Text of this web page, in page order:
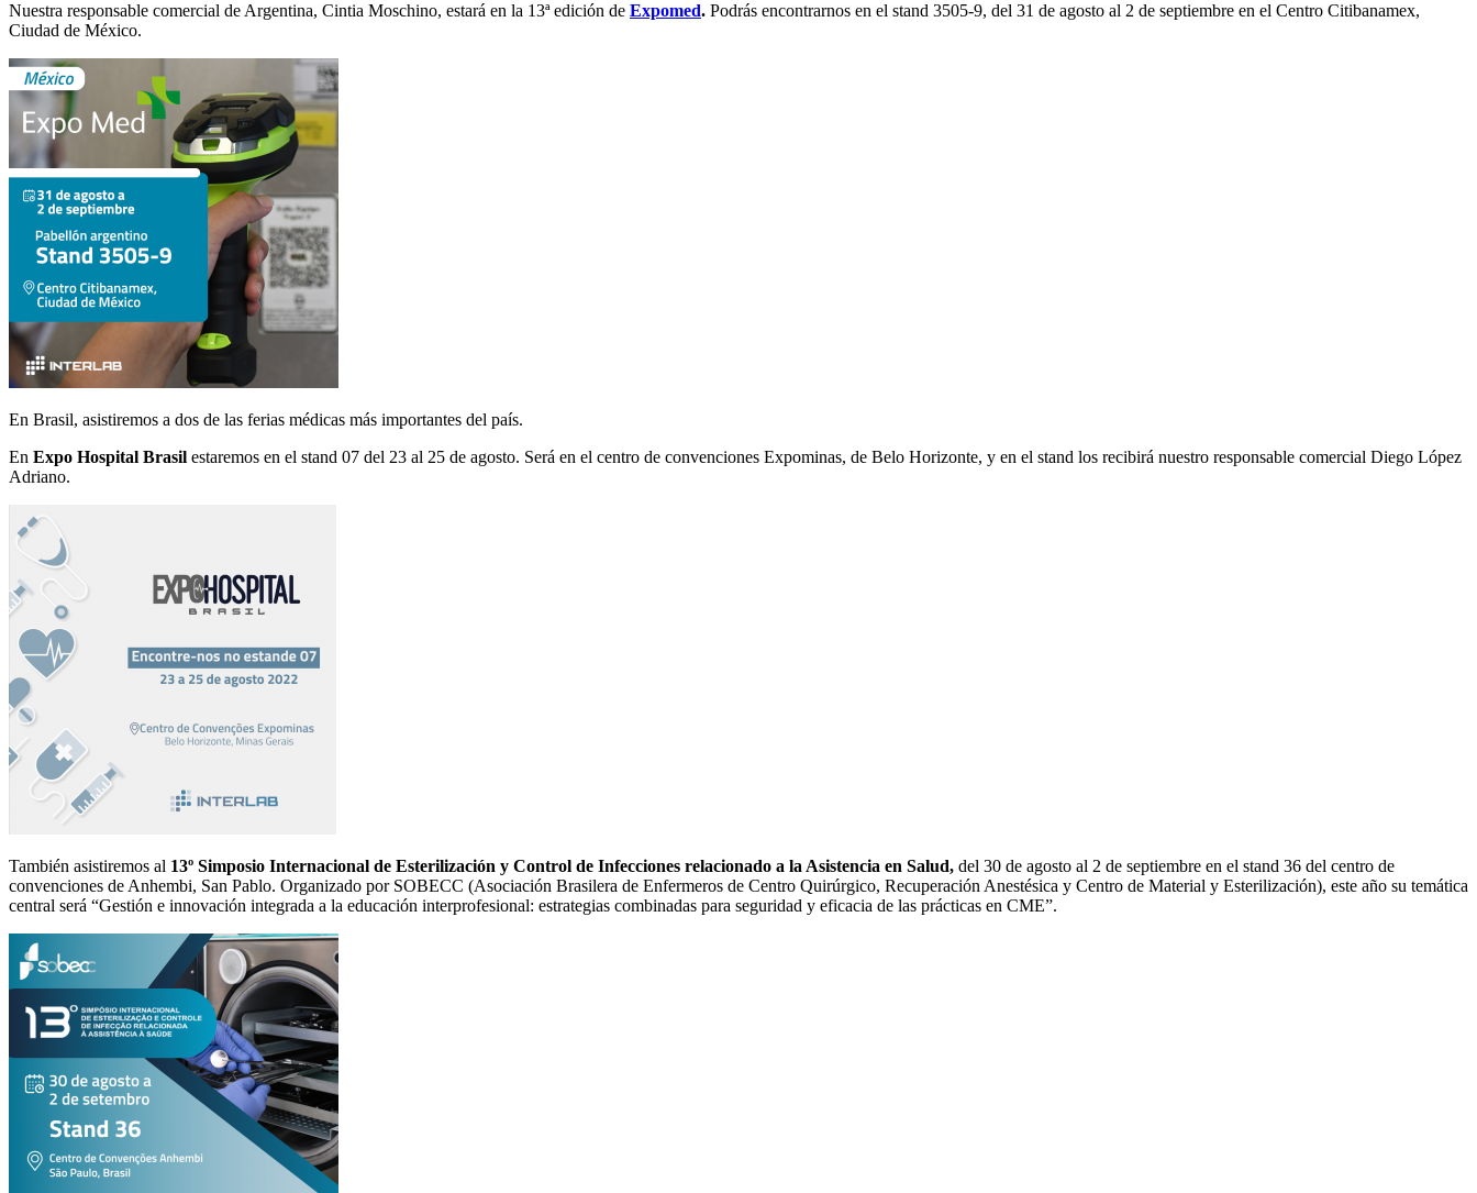
Nuestra responsable comercial de Argentina, Cintia Moschino, estará en la 13ª edición de Expomed. Podrás encontrarnos en el stand 3505-9, del 31 de agosto al 2 de septiembre en el Centro Citibanamex,
Ciudad de México.
En Brasil, asistiremos a dos de las ferias médicas más importantes del país.
En Expo Hospital Brasil estaremos en el stand 07 del 23 al 25 de agosto. Será en el centro de convenciones Expominas, de Belo Horizonte, y en el stand los recibirá nuestro responsable comercial Diego López
Adriano.
También asistiremos al 13º Simposio Internacional de Esterilización y Control de Infecciones relacionado a la Asistencia en Salud, del 30 de agosto al 2 de septiembre en el stand 36 del centro de
convenciones de Anhembi, San Pablo. Organizado por SOBECC (Asociación Brasilera de Enfermeros de Centro Quirúrgico, Recuperación Anestésica y Centro de Material y Esterilización), este año su temática
central será “Gestión e innovación integrada a la educación interprofesional: estrategias combinadas para seguridad y eficacia de las prácticas en CME”.